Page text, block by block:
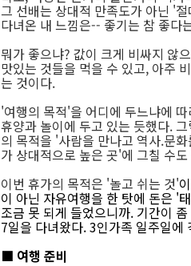
그 선배는 상대적 만족도가 아닌 '
다녀온 내 느낌은-- 좋기는 참 좋다
뭐가 좋으냐? 값이 크게 비싸지 않
맛있는 것들을 먹을 수 있고, 아주
는 것이다.
'여행의 목적'을 어디에 두느냐에
휴양과 놀이에 두고 있는 듯했다.
의 목적을 '사람을 만나고 역사.문
가 상대적으로 높은 곳'에 그칠 수
이번 휴가의 목적은 '놀고 쉬는 것'
이 아닌 자유여행을 한 탓에 돈은 '
조금 못 되게 들었으니까. 기간이
7일을 다녀왔다. 3인가족 일주일
■ 여행 준비